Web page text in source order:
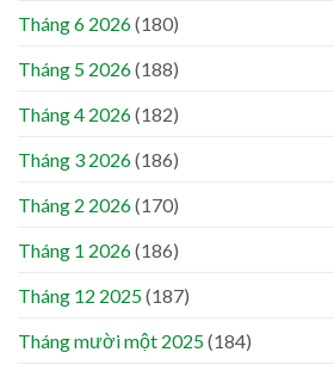
Tháng 6 2026(180)
Tháng 5 2026(188)
Tháng 4 2026(182)
Tháng 3 2026(186)
Tháng 2 2026(170)
Tháng 1 2026(186)
Tháng 12 2025(187)
Tháng mười một 2025(184)